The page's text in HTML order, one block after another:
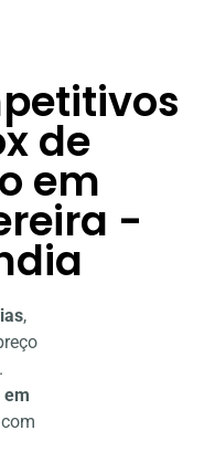
de
em
-
,
em
com